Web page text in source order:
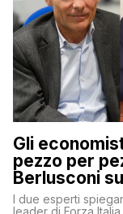
Gli
pezzo per
Berlusconi
I due esperti
leader di Forza